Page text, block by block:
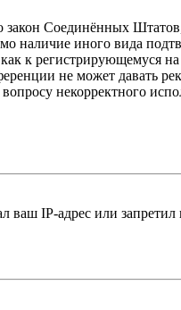
закон Соединённых
наличие иного вида
к регистрирующемуся
не может давать
некорректного
ваш IP-адрес или